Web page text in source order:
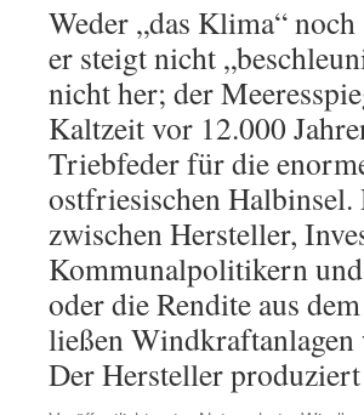
Weder „das Klima“
er steigt nicht
nicht her; der
Kaltzeit vor 12.000
Triebfeder für die
ostfriesischen
zwischen Hersteller,
Kommunalpolitikern
oder die Rendite aus
ließen Windkraftanlagen
Der Hersteller